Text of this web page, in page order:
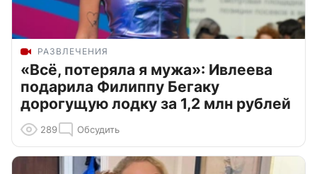
РАЗВЛЕЧЕНИЯ
«Всё, потеряла я мужа»: Ивлеева
подарила Филиппу Бегаку
дорогущую лодку за 1,2 млн рублей
289 Обсудить